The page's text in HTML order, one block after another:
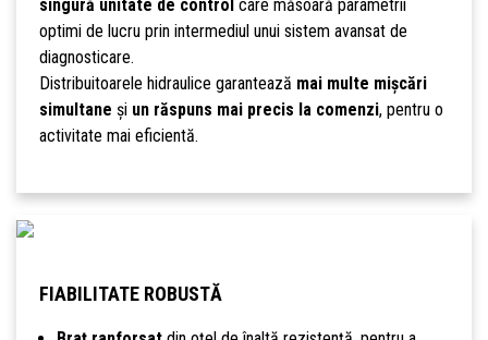
singură unitate de control care măsoară parametrii
optimi de lucru prin intermediul unui sistem avansat de
diagnosticare.
Distribuitoarele hidraulice garantează mai multe mișcări
simultane și un răspuns mai precis la comenzi, pentru o
activitate mai eficientă.
FIABILITATE ROBUSTĂ